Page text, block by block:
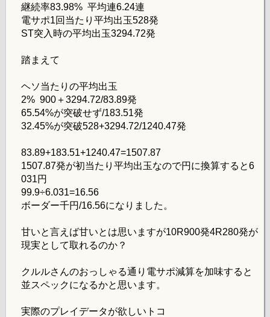
継続率83.98% 平均連6.24連
電サポ1回当たり平均出玉528発
ST突入時の平均出玉3294.72発
踏まえて
ヘソ当たりの平均出玉
2% 900＋3294.72/83.89発
65.54%が突破せず/183.51発
32.45%が突破528+3294.72/1240.47発
83.89+183.51+1240.47=1507.87
1507.87発が初当たり平均出玉なので円に換算すると6
031円
99.9÷6.031=16.56
ボーダー千円/16.56になりました。
甘いと言えば甘いとは思いますが10R900発4R280発が
現実として取れるのか？
クルルさんのおっしゃる通り電サポ減算を加味すると
並スペックになるかと思います。
実際のプレイデータが欲しいトコ